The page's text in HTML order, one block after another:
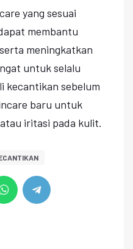
yang sesuai
membantu
meningkatkan
untuk selalu
kecantikan sebelum
baru untuk
iritasi pada kulit.